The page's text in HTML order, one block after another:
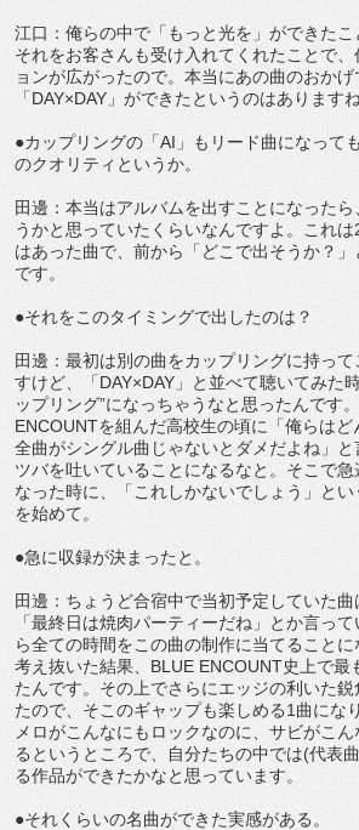
江口：俺らの中で「もっと光を」ができたこ
それをお客さんも受け入れてくれたことで
ョンが広がったので。本当にあの曲のおか
「DAY×DAY」ができたというのはありますね
●カップリングの「AI」もリード曲になって
のクオリティというか。
田邊：本当はアルバムを出すことになった
うかと思っていたくらいなんですよ。これ
はあった曲で、前から「どこで出そうか？
です。
●それをこのタイミングで出したのは？
田邊：最初は別の曲をカップリングに持っ
すけど、「DAY×DAY」と並べて聴いてみた
ップリング”になっちゃうなと思ったんです
ENCOUNTを組んだ高校生の頃に「俺らはど
全曲がシングル曲じゃないとダメだよね」
ツバを吐いていることになるなと。そこで急
なった時に、「これしかないでしょう」と
を始めて。
●急に収録が決まったと。
田邊：ちょうど合宿中で当初予定していた
「最終日は焼肉パーティーだね」とか言っ
ら全ての時間をこの曲の制作に当てること
考え抜いた結果、BLUE ENCOUNT史上で最
たんです。その上でさらにエッジの利いた鋭
たので、そこのギャップも楽しめる1曲にな
メロがこんなにもロックなのに、サビがこん
るというところで、自分たちの中では(代表
る作品ができたかなと思っています。
●それくらいの名曲ができた実感がある。